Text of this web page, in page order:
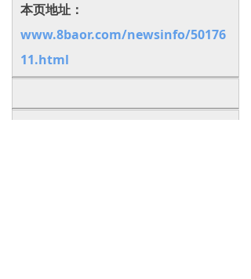
本页地址：
www.8baor.com/newsinfo/50176
11.html